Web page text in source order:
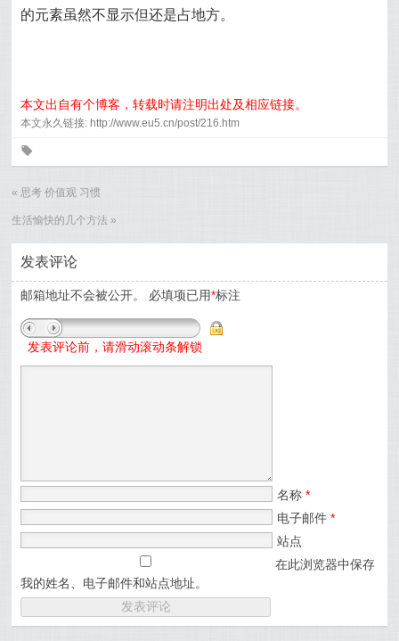
的元素虽然不显示但还是占地方。
本文出自有个博客，转载时请注明出处及相应链接。
本文永久链接: http://www.eu5.cn/post/216.htm
0
«思考 价值观 习惯
生活愉快的几个方法 »
发表评论
邮箱地址不会被公开。 必填项已用*标注
发表评论前，请滑动滚动条解锁
名称*
电子邮件*
站点
在此浏览器中保存
我的姓名、电子邮件和站点地址。